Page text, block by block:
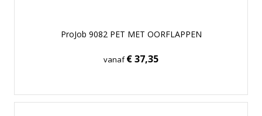
ProJob 9082 PET MET OORFLAPPEN
vanaf€ 37,35